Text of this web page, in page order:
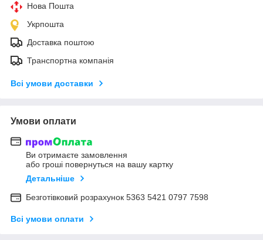
Нова Пошта
Укрпошта
Доставка поштою
Транспортна компанія
Всі умови доставки
Умови оплати
Ви отримаєте замовлення
або гроші повернуться на вашу картку
Детальніше
Безготівковий розрахунок 5363 5421 0797 7598
Всі умови оплати